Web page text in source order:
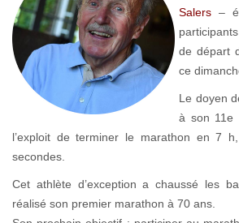
Salers –
de départ
ce
Le doyen
à son 11e
l’exploit de terminer le marathon en 7
secondes.
Cet athlète d’exception a chaussé les
réalisé son premier marathon à 70 ans.